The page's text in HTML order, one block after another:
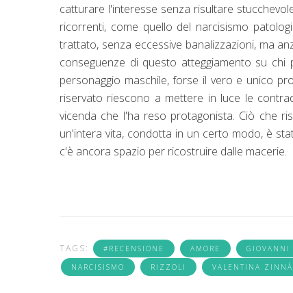
catturare l'interesse senza risultare
ricorrenti, come quello del narcisismo
trattato, senza eccessive banalizzazioni, ma
conseguenze di questo atteggiamento su
personaggio maschile, forse il vero e unico
riservato riescono a mettere in luce le
vicenda che l'ha reso protagonista. Ciò che
un'intera vita, condotta in un certo modo, è
c'è ancora spazio per ricostruire dalle macerie.
TAGS: #RECENSIONE AMORE
GIOVANNI
NARCISISMO
RIZZOLI VALENTINA ZINNÀ